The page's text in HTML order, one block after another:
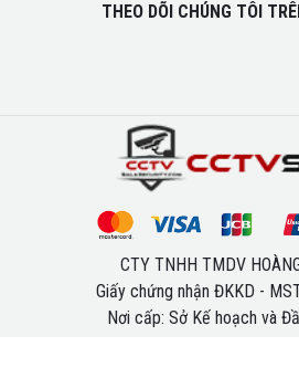
THEO DÕI CHÚNG TÔI
CTY TNHH TMDV
Giấy chứng nhận ĐKKD -
Nơi cấp: Sở Kế hoạch và